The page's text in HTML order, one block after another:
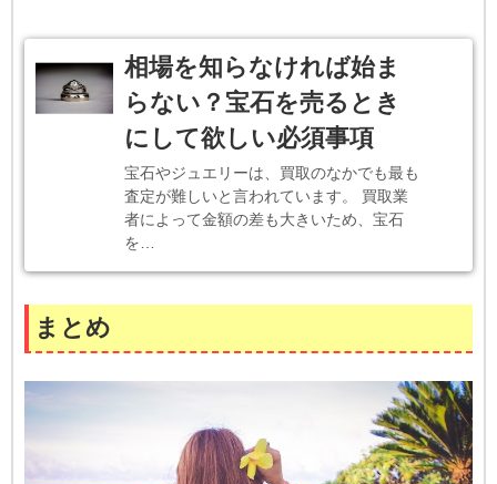
相場を知らなければ始ま
らない？宝石を売るとき
にして欲しい必須事項
宝石やジュエリーは、買取のなかでも最も
査定が難しいと言われています。 買取業
者によって金額の差も大きいため、宝石
を…
まとめ